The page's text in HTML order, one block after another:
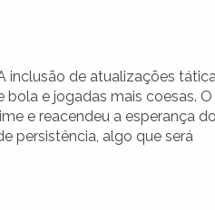
inclusão de atualizações
e jogadas mais coesas. O
e reacendeu a esperança
persistência, algo que será